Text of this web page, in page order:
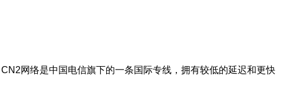
网络是中国电信旗下的一条国际专线，拥有较低的延迟和更快